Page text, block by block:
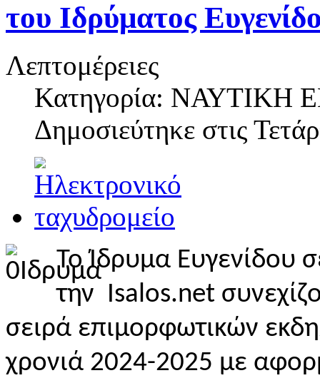
του Ιδρύματος
Λεπτομέρειες
Κατηγορία: ΝΑΥΤΙΚΗ
Δημοσιεύτηκε στις
Το Ίδρυμα Ευγενίδου
την Isalos.net
σειρά επιμορφωτικών
χρονιά 2024-2025 με